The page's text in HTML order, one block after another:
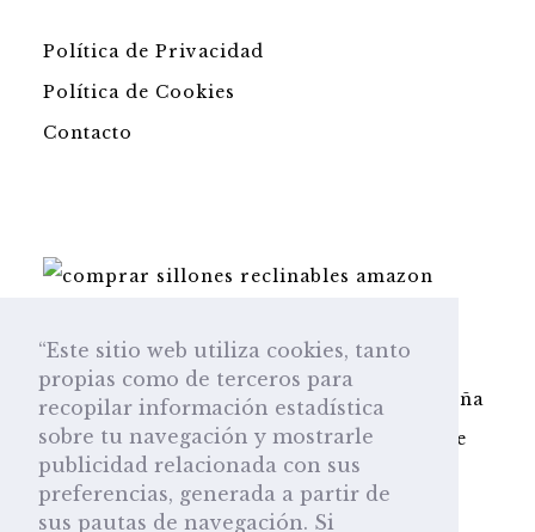
Política de Privacidad
Política de Cookies
Contacto
Esta web participa en el programa de
Amazon Afiliados y obtenemos una pequeña
comisión por cada venta sin que a usted le
repercuta en el precio.
“Este sitio web utiliza cookies, tanto
propias como de terceros para
recopilar información estadística
sobre tu navegación y mostrarle
publicidad relacionada con sus
preferencias, generada a partir de
sus pautas de navegación. Si